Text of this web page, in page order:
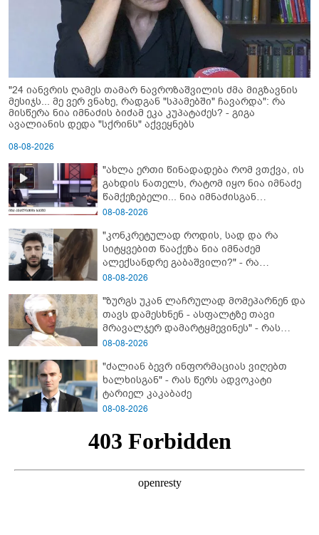
"24 იანვრის ღამეს თამარ ნავროზაშვილის ძმა მიგზავნის
მესიჯს... მე ვერ ვნახე, რადგან "სპამებში" ჩავარდა": რა
მისწერა ნია იმნაძის ბიძამ ეკა კუპატაძეს? - გიგა
ავალიანის დედა "სქრინს" აქვეყნებს
08-08-2026
"ახლა ერთი წინადადება რომ ვთქვა, ის
გახდის ნათელს, რატომ იყო ნია იმნაძე
წამქეზებელი... ნია იმნაძისგან
გამოსული ინფორმაციაა ეს" - რას
08-08-2026
"კონკრეტულად როდის, სად და რა
სიტყვებით წააქეზა ნია იმნაძემ
ალექსანდრე გაბაშვილი?" - რა
მიმართვას ავრცელებს ნია იმნაძის
08-08-2026
"ზურგს უკან ლაჩრულად მომეპარნენ და
თავს დამესხნენ - ასფალტზე თავი
მრავალჯერ დამარტყმევინეს" - რას
ჰყვება კურიერი, რომელსაც
გაუსწორდნენ?
08-08-2026
"ძალიან ბევრ ინფორმაციას ვიღებთ
ხალხისგან" - რას წერს ადვოკატი
ტარიელ კაკაბაძე
08-08-2026